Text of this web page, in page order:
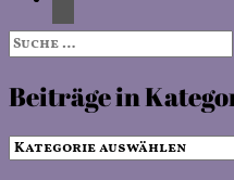
Suche
nach:
Beiträge in
Beiträge